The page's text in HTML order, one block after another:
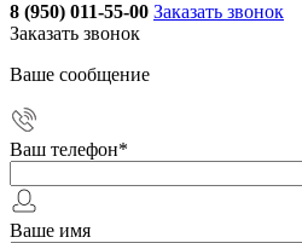
8 (950) 011-55-00 Заказать звонок
Заказать звонок
Ваше сообщение
Ваш телефон*
Ваше имя